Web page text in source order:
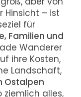
Hinsicht – ist
für
Familien und
Wanderer
ihre Kosten,
Landschaft,
Ostalpen
alles,